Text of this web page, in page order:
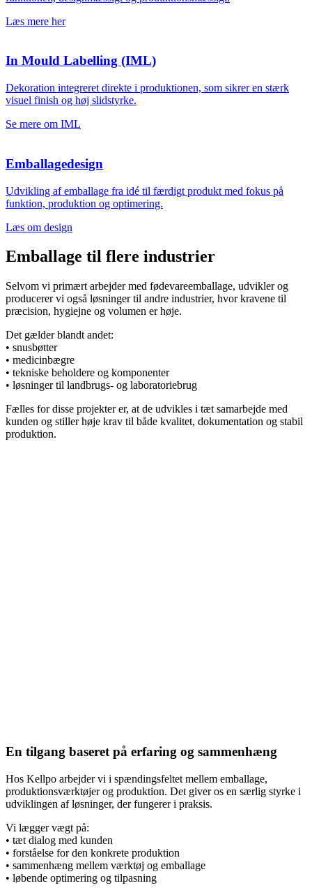
Læs mere her
In Mould Labelling (IML)
Dekoration integreret direkte i produktionen, som sikrer en stærk
visuel finish og høj slidstyrke.
Se mere om IML
Emballagedesign
Udvikling af emballage fra idé til færdigt produkt med fokus på
funktion, produktion og optimering.
Læs om design
Emballage til flere industrier
Selvom vi primært arbejder med fødevareemballage, udvikler og
producerer vi også løsninger til andre industrier, hvor kravene til
præcision, hygiejne og volumen er høje.
Det gælder blandt andet:
• snusbøtter
• medicinbægre
• tekniske beholdere og komponenter
• løsninger til landbrugs- og laboratoriebrug
Fælles for disse projekter er, at de udvikles i tæt samarbejde med
kunden og stiller høje krav til både kvalitet, dokumentation og stabil
produktion.
En tilgang baseret på erfaring og sammenhæng
Hos Kellpo arbejder vi i spændingsfeltet mellem emballage,
produktionsværktøjer og produktion. Det giver os en særlig styrke i
udviklingen af løsninger, der fungerer i praksis.
Vi lægger vægt på:
• tæt dialog med kunden
• forståelse for den konkrete produktion
• sammenhæng mellem værktøj og emballage
• løbende optimering og tilpasning